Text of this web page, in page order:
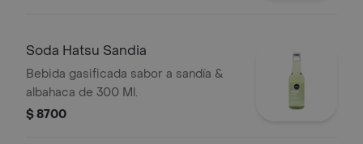
Soda Hatsu Sandia
Bebida gasificada sabor a sandía &
albahaca de 300 Ml.
$ 8700